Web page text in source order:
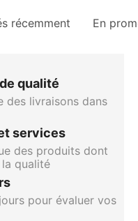
récemment En
qualité
des livraisons dans
services
des produits dont
qualité
pour évaluer vos